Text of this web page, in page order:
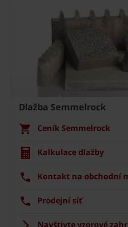
Dlažba Semmelrock
Ceník Semmelrock
Kalkulace dlažby
Kontakt na obchodní
Prodejní síť
Navštivte vzorové